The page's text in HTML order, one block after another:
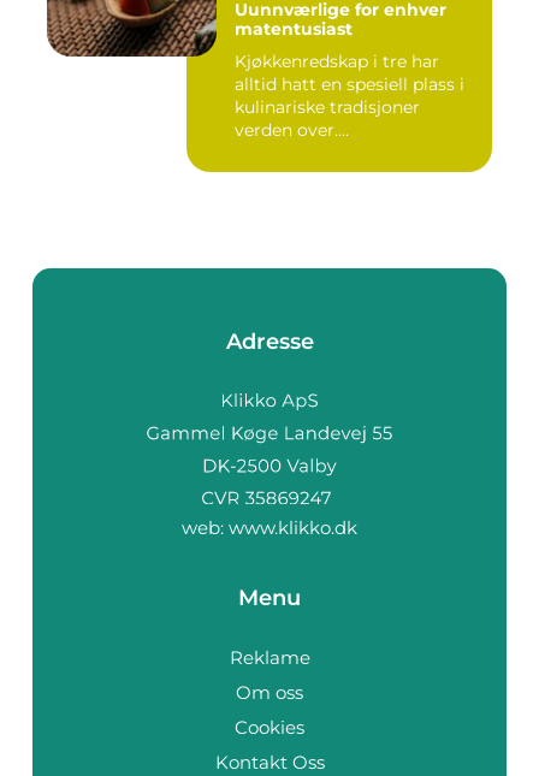
Uunnværlige for enhver
matentusiast
Kjøkkenredskap i tre har
alltid hatt en spesiell plass i
kulinariske tradisjoner
verden over....
Adresse
web: www.klikko.dk
Menu
Reklame
Om oss
Cookies
Kontakt Oss